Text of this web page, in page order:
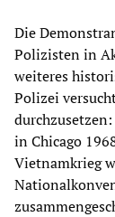
Die
Polizisten in
weiteres
Polizei
in Chicago
Vietnamkrieg